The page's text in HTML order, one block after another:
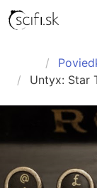
Untyx: Star